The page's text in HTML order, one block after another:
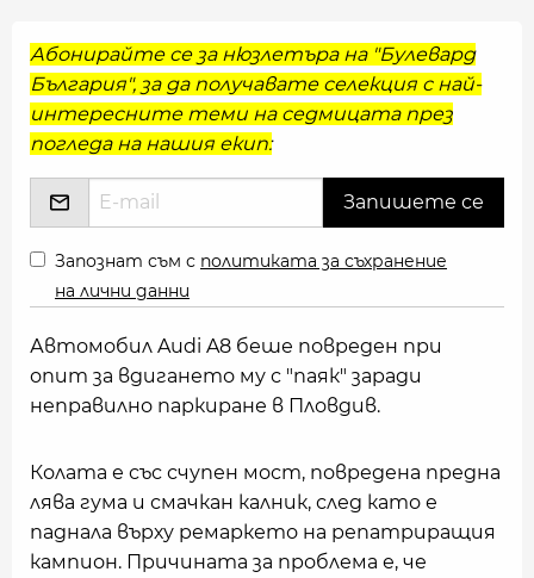
Абонирайте се за нюзлетъра на "Булевард
България", за да получавате селекция с най-
интересните теми на седмицата през
погледа на нашия екип:
Запознат съм с политиката за съхранение
на лични данни
Автомобил Audi A8 беше повреден при
опит за вдигането му с "паяк" заради
неправилно паркиране в Пловдив.
Колата е със счупен мост, повредена предна
лява гума и смачкан калник, след като е
паднала върху ремаркето на репатриращия
кампион. Причината за проблема е, че